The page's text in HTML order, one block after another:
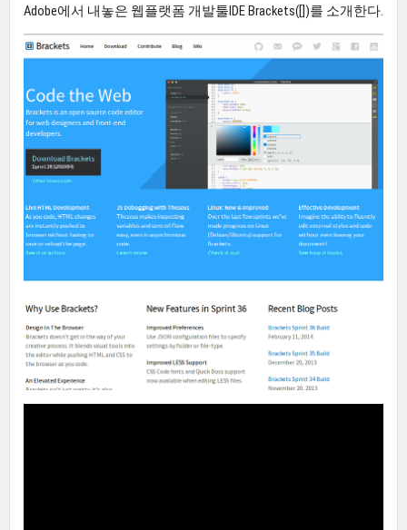
Adobe에서 내놓은 웹플랫폼 개발툴IDE Brackets([])를 소개한다.